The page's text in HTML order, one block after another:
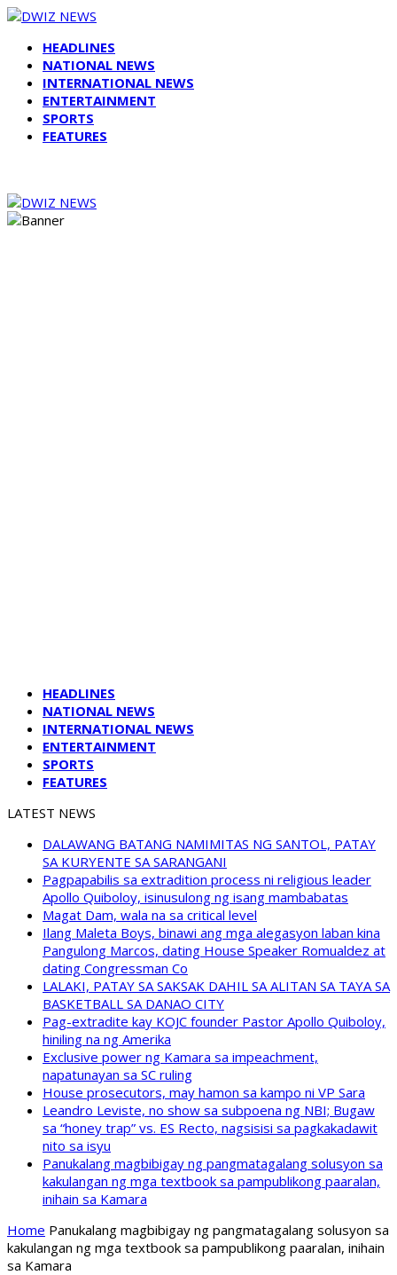
HEADLINES
NATIONAL NEWS
INTERNATIONAL NEWS
ENTERTAINMENT
SPORTS
FEATURES
HEADLINES
NATIONAL NEWS
INTERNATIONAL NEWS
ENTERTAINMENT
SPORTS
FEATURES
LATEST NEWS
DALAWANG BATANG NAMIMITAS NG SANTOL, PATAY
SA KURYENTE SA SARANGANI
Pagpapabilis sa extradition process ni religious leader
Apollo Quiboloy, isinusulong ng isang mambabatas
Magat Dam, wala na sa critical level
Ilang Maleta Boys, binawi ang mga alegasyon laban kina
Pangulong Marcos, dating House Speaker Romualdez at
dating Congressman Co
LALAKI, PATAY SA SAKSAK DAHIL SA ALITAN SA TAYA SA
BASKETBALL SA DANAO CITY
Pag-extradite kay KOJC founder Pastor Apollo Quiboloy,
hiniling na ng Amerika
Exclusive power ng Kamara sa impeachment,
napatunayan sa SC ruling
House prosecutors, may hamon sa kampo ni VP Sara
Leandro Leviste, no show sa subpoena ng NBI; Bugaw
sa “honey trap” vs. ES Recto, nagsisisi sa pagkakadawit
nito sa isyu
Panukalang magbibigay ng pangmatagalang solusyon sa
kakulangan ng mga textbook sa pampublikong paaralan,
inihain sa Kamara
Home Panukalang magbibigay ng pangmatagalang solusyon sa
kakulangan ng mga textbook sa pampublikong paaralan, inihain
sa Kamara